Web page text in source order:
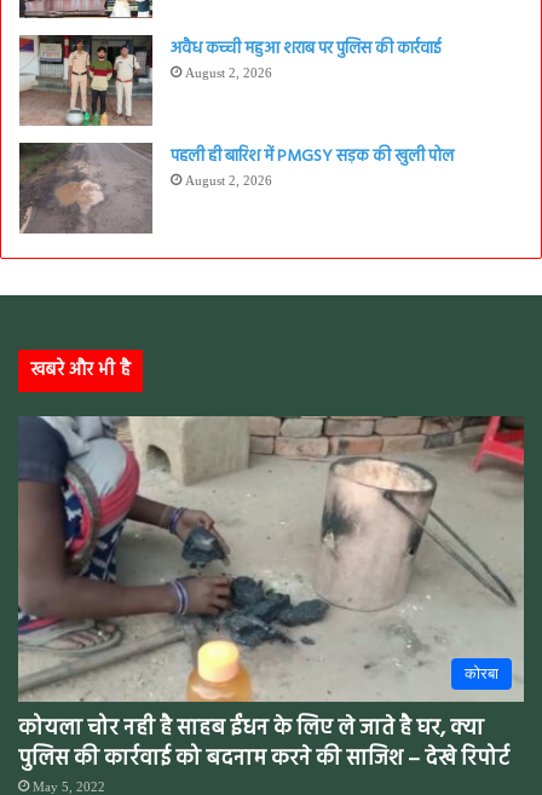
अवैध कच्ची महुआ शराब पर पुलिस की कार्रवाई
August 2, 2026
पहली ही बारिश में PMGSY सड़क की खुली पोल
August 2, 2026
खबरे और भी है
कोरबा
कोयला चोर नही है साहब ईंधन के लिए ले जाते है घर, क्या
पुलिस की कार्रवाई को बदनाम करने की साजिश – देखे रिपोर्ट
May 5, 2022